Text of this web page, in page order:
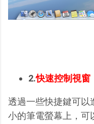
2.快速控制視窗
透過一些快捷鍵可以
小的筆電螢幕上，可